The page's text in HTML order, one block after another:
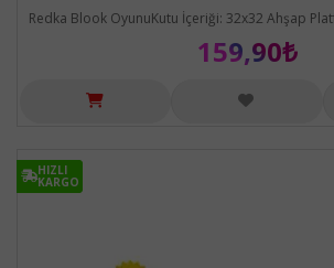
Redka Blook OyunuKutu İçeriği: 32x32 Ahşap
159,90₺
HIZLI
KARGO
HIZLI
KARGO